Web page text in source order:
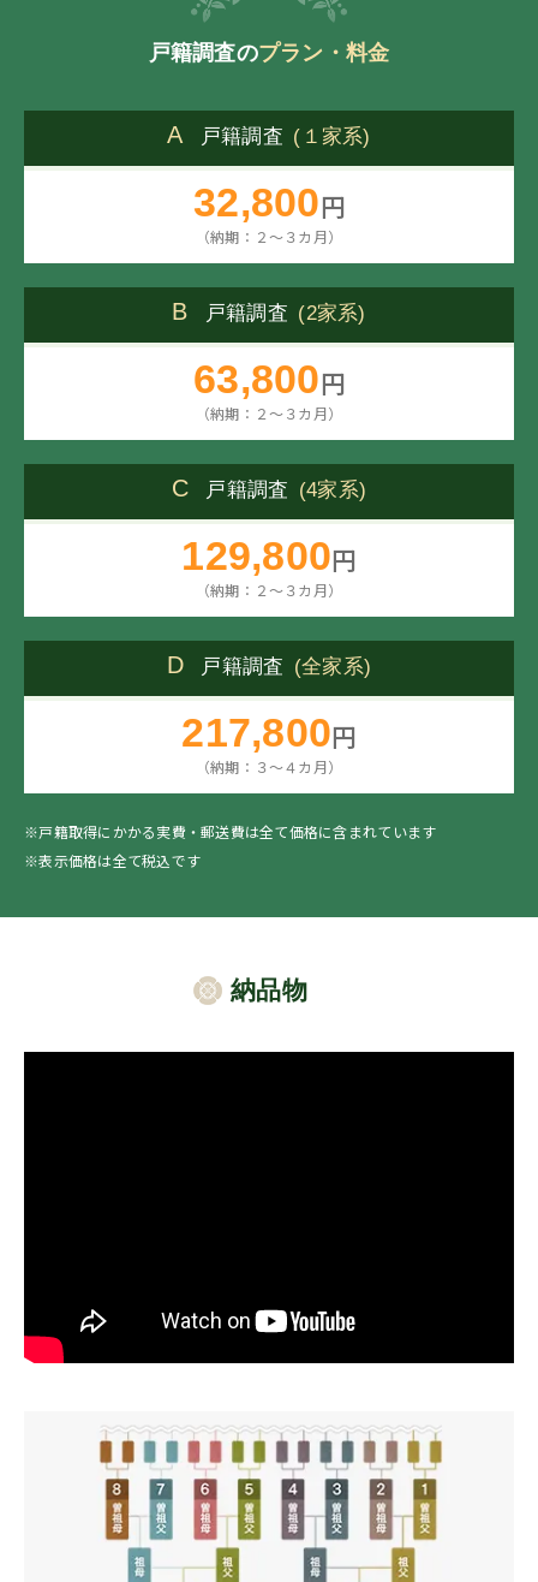
戸籍調査のプラン・料金
A 戸籍調査 (１家系)
32,800円
（納期：２～３カ月）
B 戸籍調査 (2家系)
63,800円
（納期：２～３カ月）
C 戸籍調査 (4家系)
129,800円
（納期：２～３カ月）
D 戸籍調査 (全家系)
217,800円
（納期：３～４カ月）
※戸籍取得にかかる実費・郵送費は全て価格に含まれています
※表示価格は全て税込です
納品物